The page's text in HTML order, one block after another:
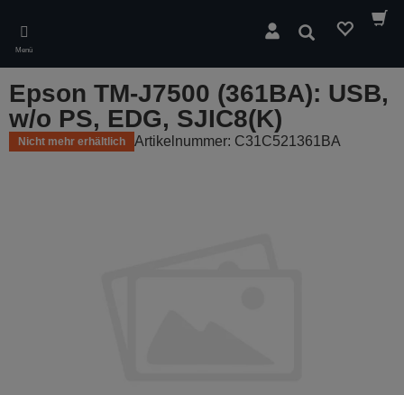
main
content
Menü
Suchen
Epson TM-J7500 (361BA): USB,
w/o PS, EDG, SJIC8(K)
Nicht mehr erhältlich Artikelnummer: C31C521361BA